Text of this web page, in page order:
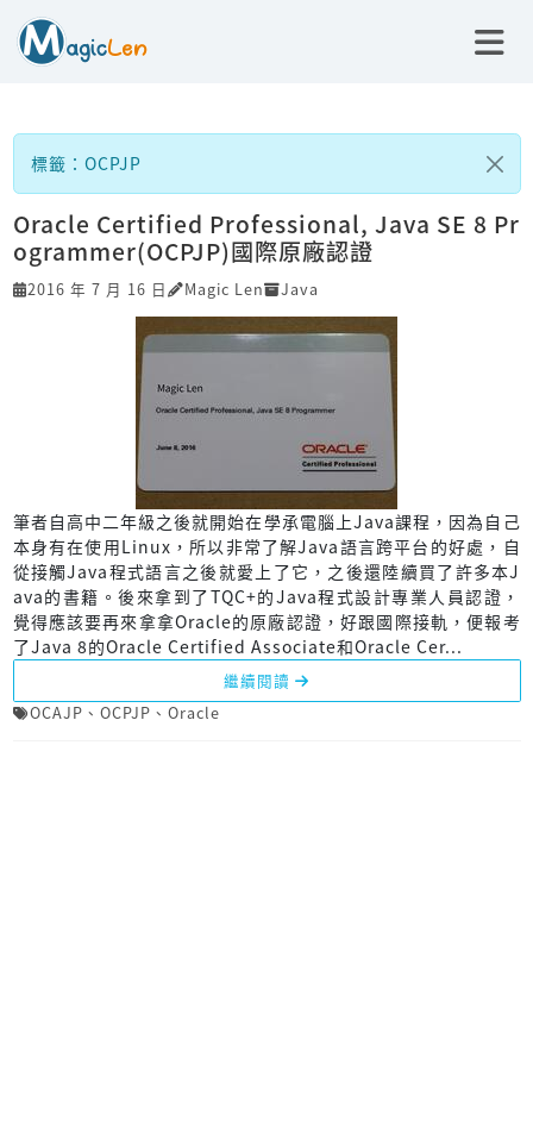
標籤：OCPJP
Oracle Certified Professional, Java SE 8 Pr
ogrammer(OCPJP)國際原廠認證
2016 年 7 月 16 日 Magic Len Java
筆者自高中二年級之後就開始在學承電腦上Java課程，因為自己
本身有在使用Linux，所以非常了解Java語言跨平台的好處，自
從接觸Java程式語言之後就愛上了它，之後還陸續買了許多本J
ava的書籍。後來拿到了TQC+的Java程式設計專業人員認證，
覺得應該要再來拿拿Oracle的原廠認證，好跟國際接軌，便報考
了Java 8的Oracle Certified Associate和Oracle Cer...
繼續閱讀
OCAJP 、 OCPJP 、 Oracle